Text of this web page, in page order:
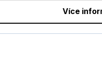
Více